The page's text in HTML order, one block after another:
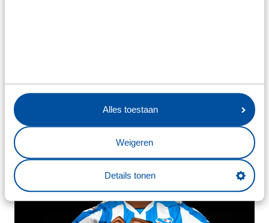
Alles toestaan
Weigeren
Details tonen